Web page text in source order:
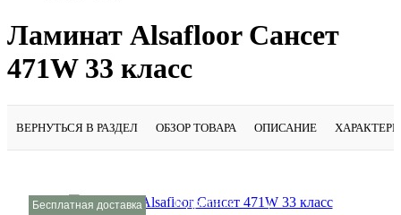
Ламинат Alsafloor Сансет
471W 33 класс
ВЕРНУТЬСЯ В РАЗДЕЛ ОБЗОР ТОВАРА ОПИСАНИЕ
Бесплатная доставка Подробнее